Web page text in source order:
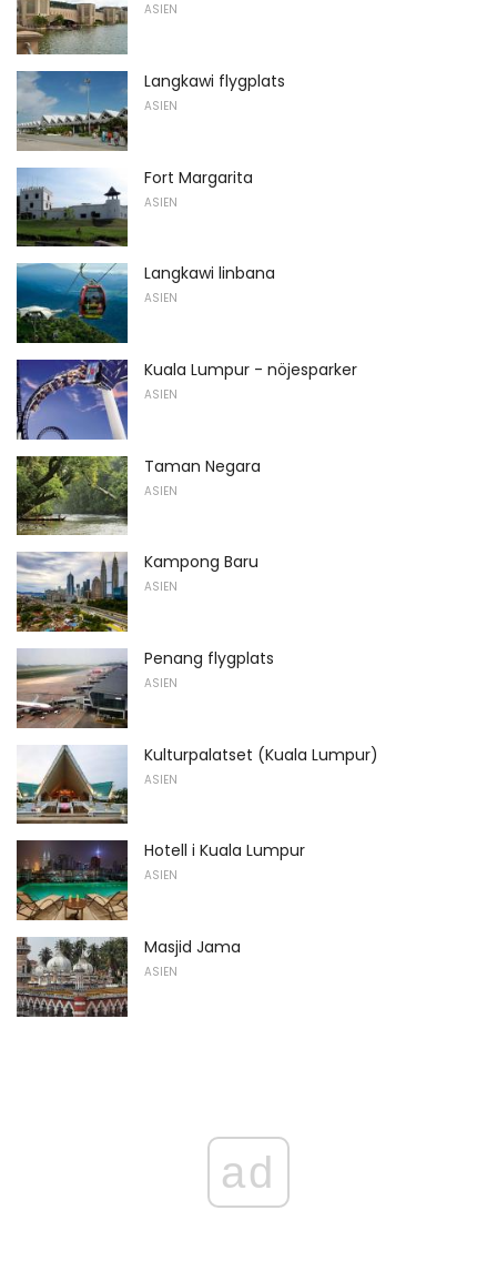
ASIEN
Langkawi flygplats
ASIEN
Fort Margarita
ASIEN
Langkawi linbana
ASIEN
Kuala Lumpur - nöjesparker
ASIEN
Taman Negara
ASIEN
Kampong Baru
ASIEN
Penang flygplats
ASIEN
Kulturpalatset (Kuala Lumpur)
ASIEN
Hotell i Kuala Lumpur
ASIEN
Masjid Jama
ASIEN
ad